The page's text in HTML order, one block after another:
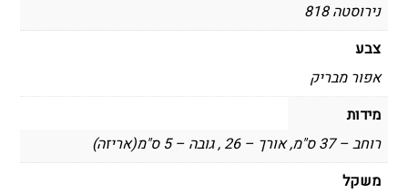
נירוסטה 818
צבע
אפור מבריק
מידות
רוחב – 37 ס"מ, אורך – 26 , גובה – 5 ס"מ(אריזה)
משקל